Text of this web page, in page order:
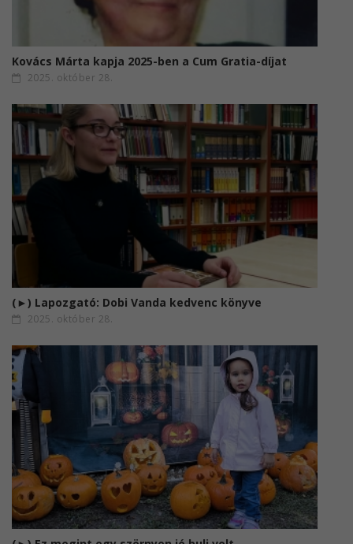
Kovács Márta kapja 2025-ben a Cum Gratia-díjat
2025. október 28.
(►) Lapozgató: Dobi Vanda kedvenc könyve
2025. október 28.